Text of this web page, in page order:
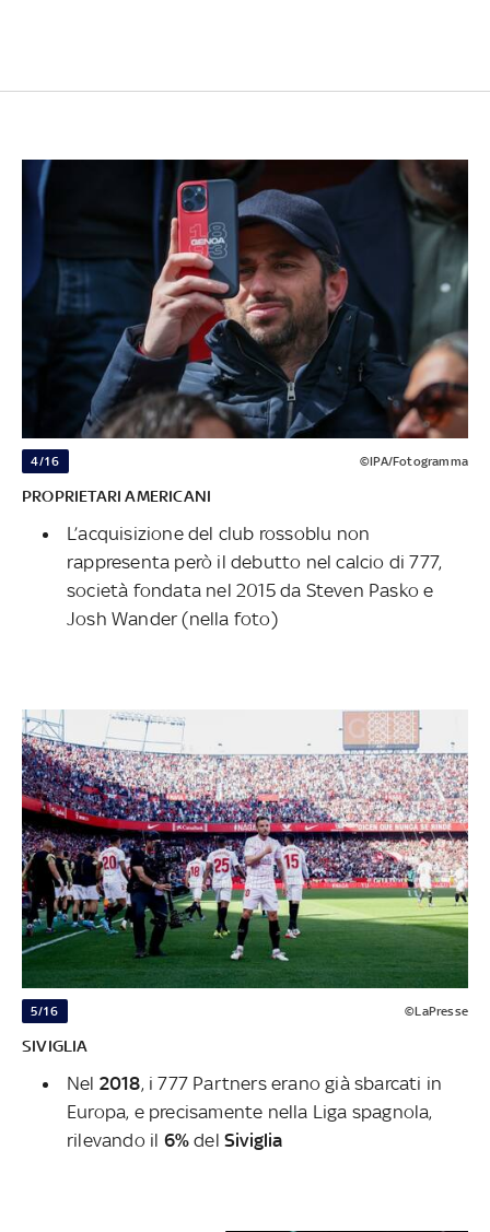
4/16 ©IPA/Fotogramma
PROPRIETARI AMERICANI
L’acquisizione del club rossoblu non
rappresenta però il debutto nel calcio di 777,
società fondata nel 2015 da Steven Pasko e
Josh Wander (nella foto)
5/16 ©LaPresse
SIVIGLIA
Nel 2018, i 777 Partners erano già sbarcati in
Europa, e precisamente nella Liga spagnola,
rilevando il 6% delSiviglia